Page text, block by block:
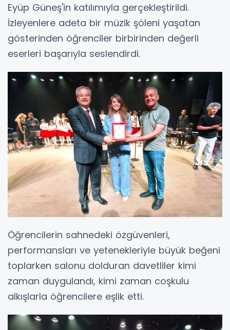
Eyüp Güneş'in katılımıyla gerçekleştirildi.
İzleyenlere adeta bir müzik şöleni yaşatan
gösterinden öğrenciler birbirinden değerli
eserleri başarıyla seslendirdi.
Öğrencilerin sahnedeki özgüvenleri,
performansları ve yetenekleriyle büyük beğeni
toplarken salonu dolduran davetliler kimi
zaman duygulandı, kimi zaman coşkulu
alkışlarla öğrencilere eşlik etti.